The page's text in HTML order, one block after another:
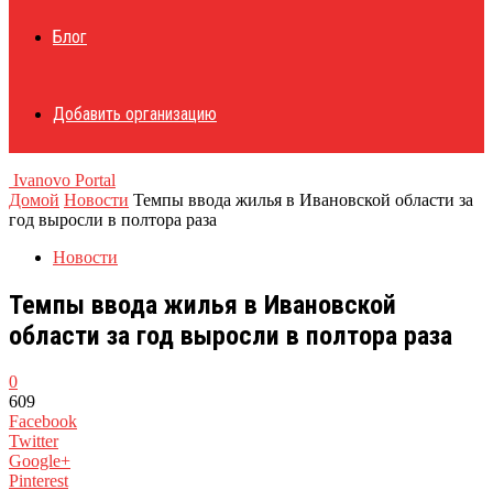
Блог
Добавить организацию
Ivanovo Portal
Домой Новости Темпы ввода жилья в Ивановской области за
год выросли в полтора раза
Новости
Темпы ввода жилья в Ивановской
области за год выросли в полтора раза
0
609
Facebook
Twitter
Google+
Pinterest